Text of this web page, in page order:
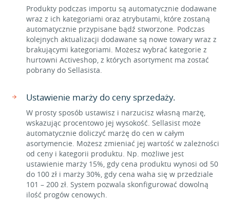
Produkty podczas importu są automatycznie dodawane
wraz z ich kategoriami oraz atrybutami, które zostaną
automatycznie przypisane bądź stworzone. Podczas
kolejnych aktualizacji dodawane są nowe towary wraz z
brakującymi kategoriami. Możesz wybrać kategorie z
hurtowni Activeshop, z których asortyment ma zostać
pobrany do Sellasista.
Ustawienie marży do ceny sprzedaży.
W prosty sposób ustawisz i narzucisz własną marżę,
wskazując procentowo jej wysokość. Sellasist może
automatycznie doliczyć marżę do cen w całym
asortymencie. Możesz zmieniać jej wartość w zależności
od ceny i kategorii produktu. Np. możliwe jest
ustawienie marży 15%, gdy cena produktu wynosi od 50
do 100 zł i marży 30%, gdy cena waha się w przedziale
101 – 200 zł. System pozwala skonfigurować dowolną
ilość progów cenowych.